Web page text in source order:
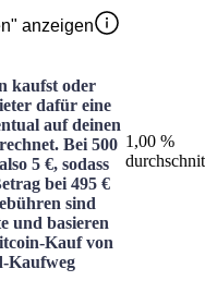
anzeigen
kaufst oder
dafür eine
auf deinen
Bei 500
5 €, sodass
bei 495 €
sind
und basieren
Kauf von
Kaufweg
1,00 %